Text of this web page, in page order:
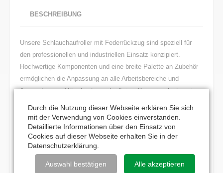
BESCHREIBUNG
Unsere Schlauchaufroller mit Federrückzug sind speziell für
den professionellen und industriellen Einsatz konzipiert.
Hochwertige Komponenten und eine breite Palette an Zubehör
ermöglichen die Anpassung an alle Arbeitsbereiche und
Anwendungen. Mit robuster und präziser Bauweise bieten sie
Anforderungen.
Weitere Merkmale:
• Automatischer Federrückzug mit Zugfeder „Made in Germany“
• Schlaucharretierung zur Fixierung des Schlauches bei jeder
Umdrehung
Durch die Nutzung dieser Webseite erklären Sie sich
mit der Verwendung von Cookies einverstanden.
Detaillierte Informationen über den Einsatz von
Cookies auf dieser Webseite erhalten Sie in der
Datenschutzerklärung
Auswahl bestätigen Alle akzeptieren